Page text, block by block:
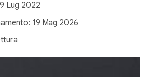
Lug 2022
19 Mag 2026